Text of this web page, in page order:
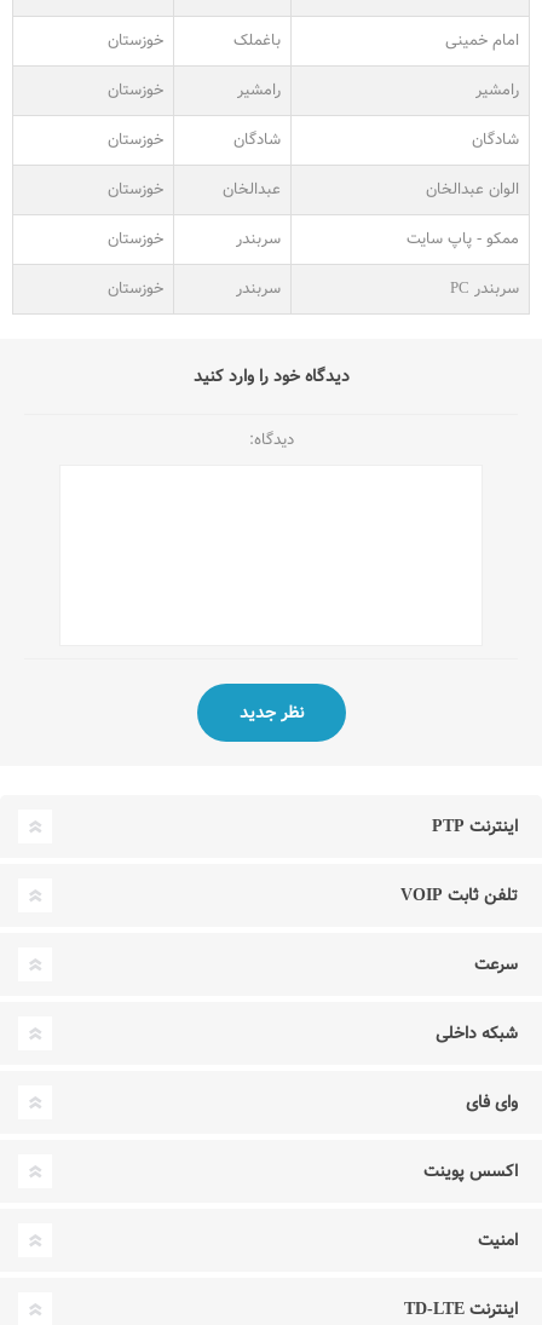
امام خمینی
باغملک
خوزستان
رامشیر
رامشیر
خوزستان
شادگان
شادگان
خوزستان
الوان عبدالخان
عبدالخان
خوزستان
ممکو - پاپ سایت
سربندر
خوزستان
سربندر PC
سربندر خوزستان
دیدگاه خود را وارد کنید
دیدگاه:
اینترنت PTP
تلفن ثابت VOIP
سرعت
شبکه داخلی
وای فای
اکسس پوینت
امنیت
اینترنت TD-LTE